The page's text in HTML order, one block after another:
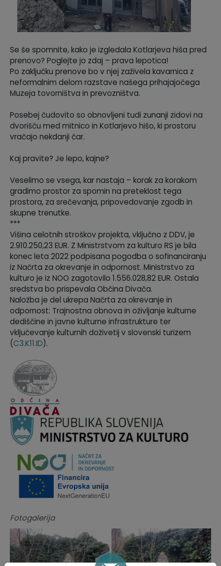
Se še spomnite, kako je izgledala Kotlarjeva hiša pred
prenovo? Poglejte jo zdaj – prava lepotica!
Po zaključku prenove bo v njej zaživela kavarnica z
neformalnim delom razstave našega prihajajočega
Muzeja tovorništva in prevozništva.
Posebej čudovito so obnovljeni tudi zunanji zidovi na
dvorišču med mitnico in Kotlarjevo hišo, ki prostoru
vračajo nekdanji čar.
Kaj pravite? Je lepo, kajne?
Veselimo se vsega, kar nastaja – korak za korakom
gradimo prostor za spomin na preteklost tega
prostora, za srečevanja, pripovedovanje zgodb in
skupne trenutke.
***
Višina celotnih stroškov projekta, vključno z DDV, je
2.910.250,23 EUR. Z Ministrstvom za kulturo RS je bila
konec leta 2022 podpisana pogodba o sofinanciranju
iz Načrta za okrevanje in odpornost. Ministrstvo za
kulturo je iz NOO zagotovilo 1.556.028,82 EUR. Ostala
sredstva bo prispevala Občina Divača.
Naložba je del ukrepa Načrta za okrevanje in
odpornost: Trajnostna obnova in oživljanje kulturne
dediščine in javne kulturne infrastrukture ter
vključevanje kulturnih doživetij v slovenski turizem
(C3.K11.ID).
Fotogalerija
Krajevne skupnosti
Organigram
Varstvo osebnih podatkov
Temeljni akti
Strateški dokumenti
Katalog informacij javnega značaja
Predpisi in odloki
Proračun občine
Lokalne volitve